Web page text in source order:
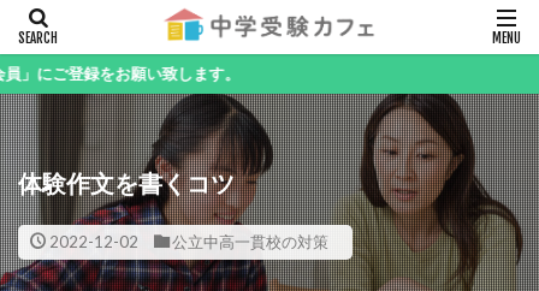
録をお願い致します。
体験作文を書くコツ
2022-12-02 公立中高一貫校の対策
キーワード
カテゴリー